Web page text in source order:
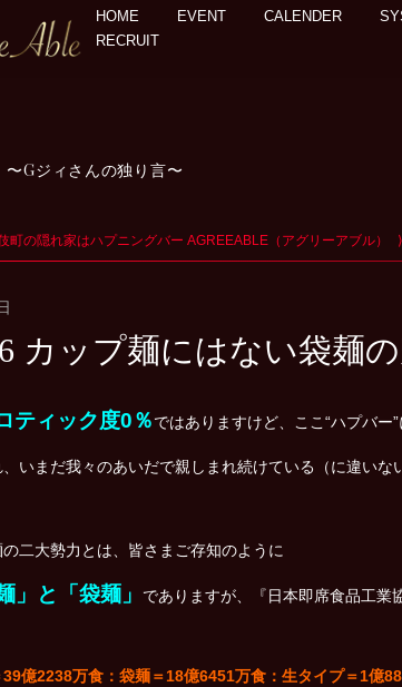
HOME EVENT CALENDER
RECRUIT
Gジィさんの独り言
町の隠れ家はハプニングバー AGREEABLE（アグリーアブル）
カップ麺にはない袋麺
ティック度0％ではありますけど、ここ“ハプバ
いまだ我々のあいだで親しまれ続けている（に違いな
二大勢力とは、皆さまご存知のように
」と「袋麺」 でありますが、『日本即席食品工業
39億2238万食：袋麺＝18億6451万食：生タイプ＝1億